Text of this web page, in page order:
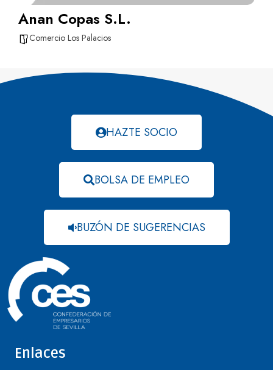
Anan Copas S.L.
Comercio Los Palacios
HAZTE SOCIO
BOLSA DE EMPLEO
BUZÓN DE SUGERENCIAS
Enlaces